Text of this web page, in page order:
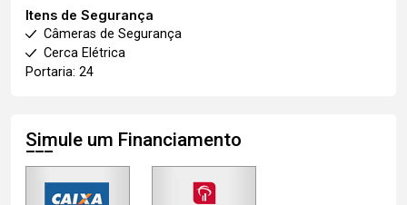
Itens de Segurança
Câmeras de Segurança
Cerca Elétrica
Portaria: 24
Simule um Financiamento